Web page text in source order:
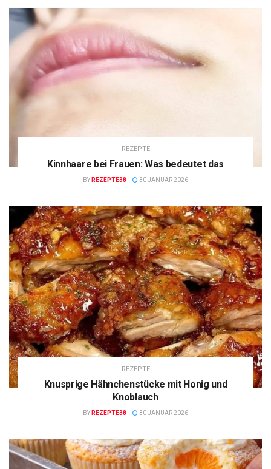
REZEPTE
Kinnhaare bei Frauen: Was bedeutet das
BY REZEPTE38 30 JANUAR 2026
REZEPTE
Knusprige Hähnchenstücke mit Honig und
Knoblauch
BY REZEPTE38 30 JANUAR 2026